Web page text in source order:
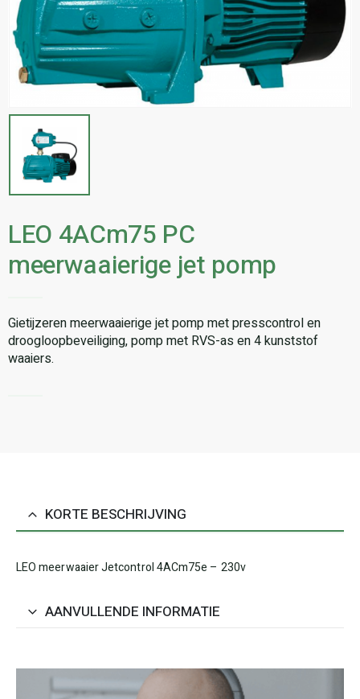
LEO 4ACm75 PC
meerwaaierige jet pomp
Gietijzeren meerwaaierige jet pomp met presscontrol en
droogloopbeveiliging, pomp met RVS-as en 4 kunststof
waaiers.
KORTE BESCHRIJVING
LEO meerwaaier Jetcontrol 4ACm75e – 230v
AANVULLENDE INFORMATIE